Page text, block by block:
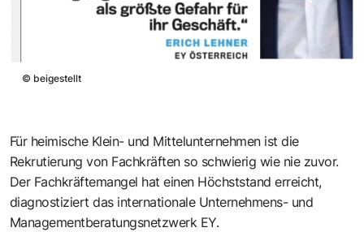
© beigestellt
Für heimische Klein- und Mittelunternehmen ist die
Rekrutierung von Fachkräften so schwierig wie nie zuvor.
Der Fachkräftemangel hat einen Höchststand erreicht,
diagnostiziert das internationale Unternehmens- und
Managementberatungsnetzwerk EY.